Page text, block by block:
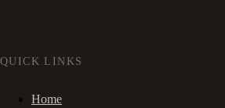
QUICK LINKS
Home